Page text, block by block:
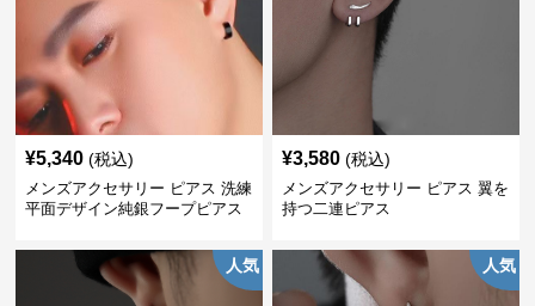
¥5,340 (税込)
メンズアクセサリー ピアス 洗練
平面デザイン純銀フープピアス
¥3,580 (税込)
メンズアクセサリー ピアス 翼を
持つ二連ピアス
人気 人気